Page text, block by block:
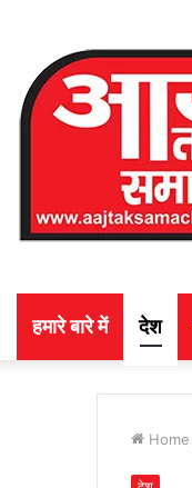
हमारे बारे में देश
Home